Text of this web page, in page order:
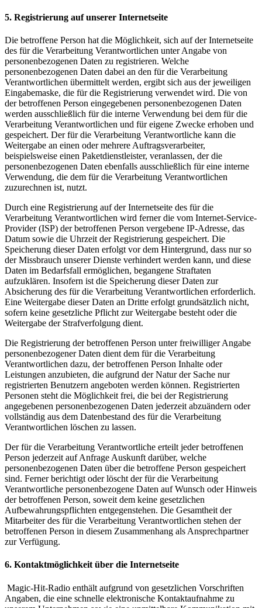
5. Registrierung auf unserer Internetseite
Die betroffene Person hat die Möglichkeit, sich auf der Internetseite
des für die Verarbeitung Verantwortlichen unter Angabe von
personenbezogenen Daten zu registrieren. Welche
personenbezogenen Daten dabei an den für die Verarbeitung
Verantwortlichen übermittelt werden, ergibt sich aus der jeweiligen
Eingabemaske, die für die Registrierung verwendet wird. Die von
der betroffenen Person eingegebenen personenbezogenen Daten
werden ausschließlich für die interne Verwendung bei dem für die
Verarbeitung Verantwortlichen und für eigene Zwecke erhoben und
gespeichert. Der für die Verarbeitung Verantwortliche kann die
Weitergabe an einen oder mehrere Auftragsverarbeiter,
beispielsweise einen Paketdienstleister, veranlassen, der die
personenbezogenen Daten ebenfalls ausschließlich für eine interne
Verwendung, die dem für die Verarbeitung Verantwortlichen
zuzurechnen ist, nutzt.
Durch eine Registrierung auf der Internetseite des für die
Verarbeitung Verantwortlichen wird ferner die vom Internet-Service-
Provider (ISP) der betroffenen Person vergebene IP-Adresse, das
Datum sowie die Uhrzeit der Registrierung gespeichert. Die
Speicherung dieser Daten erfolgt vor dem Hintergrund, dass nur so
der Missbrauch unserer Dienste verhindert werden kann, und diese
Daten im Bedarfsfall ermöglichen, begangene Straftaten
aufzuklären. Insofern ist die Speicherung dieser Daten zur
Absicherung des für die Verarbeitung Verantwortlichen erforderlich.
Eine Weitergabe dieser Daten an Dritte erfolgt grundsätzlich nicht,
sofern keine gesetzliche Pflicht zur Weitergabe besteht oder die
Weitergabe der Strafverfolgung dient.
Die Registrierung der betroffenen Person unter freiwilliger Angabe
personenbezogener Daten dient dem für die Verarbeitung
Verantwortlichen dazu, der betroffenen Person Inhalte oder
Leistungen anzubieten, die aufgrund der Natur der Sache nur
registrierten Benutzern angeboten werden können. Registrierten
Personen steht die Möglichkeit frei, die bei der Registrierung
angegebenen personenbezogenen Daten jederzeit abzuändern oder
vollständig aus dem Datenbestand des für die Verarbeitung
Verantwortlichen löschen zu lassen.
Der für die Verarbeitung Verantwortliche erteilt jeder betroffenen
Person jederzeit auf Anfrage Auskunft darüber, welche
personenbezogenen Daten über die betroffene Person gespeichert
sind. Ferner berichtigt oder löscht der für die Verarbeitung
Verantwortliche personenbezogene Daten auf Wunsch oder Hinweis
der betroffenen Person, soweit dem keine gesetzlichen
Aufbewahrungspflichten entgegenstehen. Die Gesamtheit der
Mitarbeiter des für die Verarbeitung Verantwortlichen stehen der
betroffenen Person in diesem Zusammenhang als Ansprechpartner
zur Verfügung.
6. Kontaktmöglichkeit über die Internetseite
Magic-Hit-Radio enthält aufgrund von gesetzlichen Vorschriften
Angaben, die eine schnelle elektronische Kontaktaufnahme zu